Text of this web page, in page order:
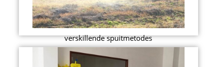
verskillende spuitmetodes